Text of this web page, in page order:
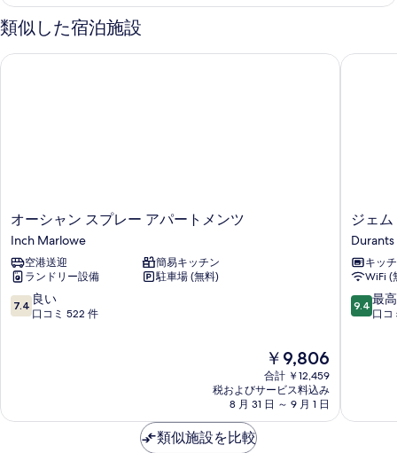
を
示
ー
(Private
Bathroom)
真
を
表
示
す
ー
デ
ビ
類似した宿泊施設
オ
ー
シ
ャ
ン
ス
プ
メ
オーシャン スプレー アパートメンツ
Inch Marlowe
空港送迎
簡易キッチン
ランドリー設備
駐車場 (無料)
10
段
コ
7.4 良い
口コミ 522 件
現
在
の
料
金
￥9,806
合計 ￥12,459
税およびサービス料込み
8 月 31 日 ～ 9 月 1 日
オーシャン スプレー アパートメンツ
ジ
ェ
ム
ジ
ェ
ム
ス
ジェ
Durants
キッ
WiFi (
10
段
素
9.4 最
口コ
ジェム
類似施設を比較